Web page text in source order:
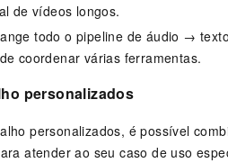
de vídeos longos.
todo o pipeline de áudio →
coordenar várias ferramentas.
personalizados
personalizados, é possível
atender ao seu caso de uso